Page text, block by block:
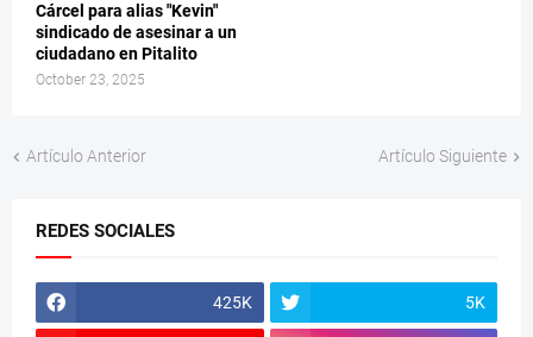
Cárcel para alias "Kevin"
sindicado de asesinar a un
ciudadano en Pitalito
October 23, 2025
Artículo Anterior Artículo Siguiente
REDES SOCIALES
425K 5K